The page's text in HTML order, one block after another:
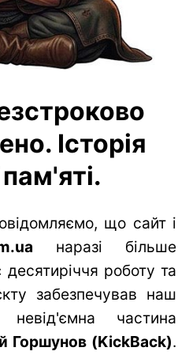
Історія
що сайт і
наразі більше
роботу та
забезпечував наш
частина
Горшунов (KickBack).